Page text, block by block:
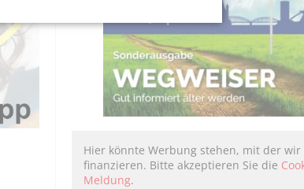
Hier könnte Werbung stehen, mit der wir
finanzieren. Bitte akzeptieren Sie die
Meldung.